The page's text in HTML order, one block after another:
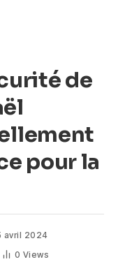
de
pour la
avril 2024
0 Views